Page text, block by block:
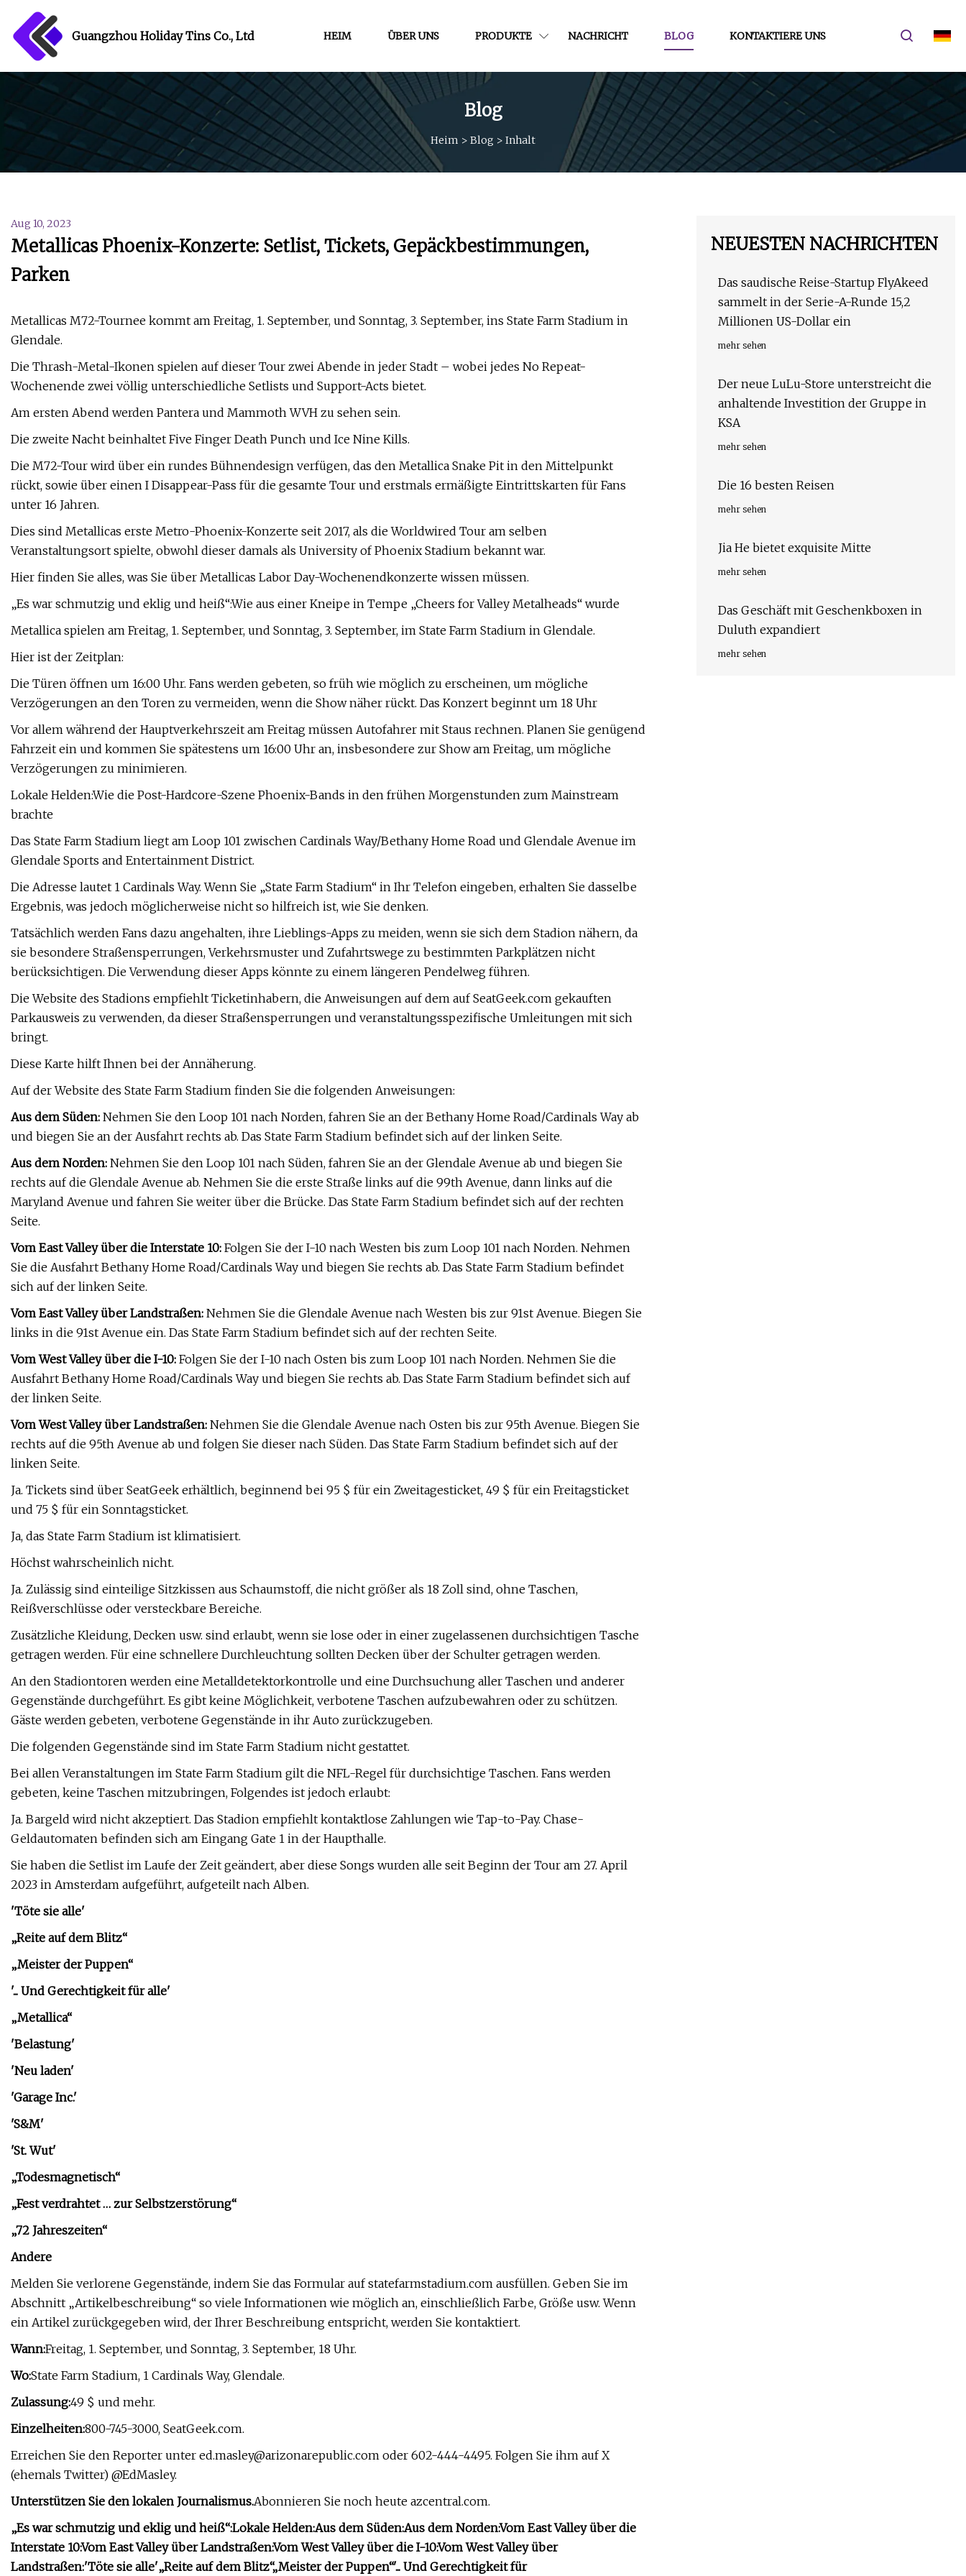
Guangzhou Holiday Tins Co., Ltd HEIM ÜBER UNS PRODUKTE NACHRICHT BLOG KONTAKTIERE UNS
Blog
Heim > Blog > Inhalt
Aug 10, 2023
Metallicas Phoenix-Konzerte: Setlist, Tickets, Gepäckbestimmungen,
Parken
Metallicas M72-Tournee kommt am Freitag, 1. September, und Sonntag, 3. September, ins State Farm Stadium in
Glendale.
Die Thrash-Metal-Ikonen spielen auf dieser Tour zwei Abende in jeder Stadt – wobei jedes No Repeat-
Wochenende zwei völlig unterschiedliche Setlists und Support-Acts bietet.
Am ersten Abend werden Pantera und Mammoth WVH zu sehen sein.
Die zweite Nacht beinhaltet Five Finger Death Punch und Ice Nine Kills.
Die M72-Tour wird über ein rundes Bühnendesign verfügen, das den Metallica Snake Pit in den Mittelpunkt
rückt, sowie über einen I Disappear-Pass für die gesamte Tour und erstmals ermäßigte Eintrittskarten für Fans
unter 16 Jahren.
Dies sind Metallicas erste Metro-Phoenix-Konzerte seit 2017, als die Worldwired Tour am selben
Veranstaltungsort spielte, obwohl dieser damals als University of Phoenix Stadium bekannt war.
Hier finden Sie alles, was Sie über Metallicas Labor Day-Wochenendkonzerte wissen müssen.
„Es war schmutzig und eklig und heiß“:Wie aus einer Kneipe in Tempe „Cheers for Valley Metalheads“ wurde
Metallica spielen am Freitag, 1. September, und Sonntag, 3. September, im State Farm Stadium in Glendale.
Hier ist der Zeitplan:
Die Türen öffnen um 16:00 Uhr. Fans werden gebeten, so früh wie möglich zu erscheinen, um mögliche
Verzögerungen an den Toren zu vermeiden, wenn die Show näher rückt. Das Konzert beginnt um 18 Uhr
Vor allem während der Hauptverkehrszeit am Freitag müssen Autofahrer mit Staus rechnen. Planen Sie genügend
Fahrzeit ein und kommen Sie spätestens um 16:00 Uhr an, insbesondere zur Show am Freitag, um mögliche
Verzögerungen zu minimieren.
Lokale Helden:Wie die Post-Hardcore-Szene Phoenix-Bands in den frühen Morgenstunden zum Mainstream
brachte
Das State Farm Stadium liegt am Loop 101 zwischen Cardinals Way/Bethany Home Road und Glendale Avenue im
Glendale Sports and Entertainment District.
Die Adresse lautet 1 Cardinals Way. Wenn Sie „State Farm Stadium“ in Ihr Telefon eingeben, erhalten Sie dasselbe
Ergebnis, was jedoch möglicherweise nicht so hilfreich ist, wie Sie denken.
Tatsächlich werden Fans dazu angehalten, ihre Lieblings-Apps zu meiden, wenn sie sich dem Stadion nähern, da
sie besondere Straßensperrungen, Verkehrsmuster und Zufahrtswege zu bestimmten Parkplätzen nicht
berücksichtigen. Die Verwendung dieser Apps könnte zu einem längeren Pendelweg führen.
Die Website des Stadions empfiehlt Ticketinhabern, die Anweisungen auf dem auf SeatGeek.com gekauften
Parkausweis zu verwenden, da dieser Straßensperrungen und veranstaltungsspezifische Umleitungen mit sich
bringt.
Diese Karte hilft Ihnen bei der Annäherung.
Auf der Website des State Farm Stadium finden Sie die folgenden Anweisungen:
Aus dem Süden: Nehmen Sie den Loop 101 nach Norden, fahren Sie an der Bethany Home Road/Cardinals Way ab
und biegen Sie an der Ausfahrt rechts ab. Das State Farm Stadium befindet sich auf der linken Seite.
Aus dem Norden: Nehmen Sie den Loop 101 nach Süden, fahren Sie an der Glendale Avenue ab und biegen Sie
rechts auf die Glendale Avenue ab. Nehmen Sie die erste Straße links auf die 99th Avenue, dann links auf die
Maryland Avenue und fahren Sie weiter über die Brücke. Das State Farm Stadium befindet sich auf der rechten
Seite.
Vom East Valley über die Interstate 10: Folgen Sie der I-10 nach Westen bis zum Loop 101 nach Norden. Nehmen
Sie die Ausfahrt Bethany Home Road/Cardinals Way und biegen Sie rechts ab. Das State Farm Stadium befindet
sich auf der linken Seite.
Vom East Valley über Landstraßen: Nehmen Sie die Glendale Avenue nach Westen bis zur 91st Avenue. Biegen Sie
links in die 91st Avenue ein. Das State Farm Stadium befindet sich auf der rechten Seite.
Vom West Valley über die I-10: Folgen Sie der I-10 nach Osten bis zum Loop 101 nach Norden. Nehmen Sie die
Ausfahrt Bethany Home Road/Cardinals Way und biegen Sie rechts ab. Das State Farm Stadium befindet sich auf
der linken Seite.
Vom West Valley über Landstraßen: Nehmen Sie die Glendale Avenue nach Osten bis zur 95th Avenue. Biegen Sie
rechts auf die 95th Avenue ab und folgen Sie dieser nach Süden. Das State Farm Stadium befindet sich auf der
linken Seite.
Ja. Tickets sind über SeatGeek erhältlich, beginnend bei 95 $ für ein Zweitagesticket, 49 $ für ein Freitagsticket
und 75 $ für ein Sonntagsticket.
Ja, das State Farm Stadium ist klimatisiert.
Höchst wahrscheinlich nicht.
Ja. Zulässig sind einteilige Sitzkissen aus Schaumstoff, die nicht größer als 18 Zoll sind, ohne Taschen,
Reißverschlüsse oder versteckbare Bereiche.
Zusätzliche Kleidung, Decken usw. sind erlaubt, wenn sie lose oder in einer zugelassenen durchsichtigen Tasche
getragen werden. Für eine schnellere Durchleuchtung sollten Decken über der Schulter getragen werden.
An den Stadiontoren werden eine Metalldetektorkontrolle und eine Durchsuchung aller Taschen und anderer
Gegenstände durchgeführt. Es gibt keine Möglichkeit, verbotene Taschen aufzubewahren oder zu schützen.
Gäste werden gebeten, verbotene Gegenstände in ihr Auto zurückzugeben.
Die folgenden Gegenstände sind im State Farm Stadium nicht gestattet.
Bei allen Veranstaltungen im State Farm Stadium gilt die NFL-Regel für durchsichtige Taschen. Fans werden
gebeten, keine Taschen mitzubringen, Folgendes ist jedoch erlaubt:
Ja. Bargeld wird nicht akzeptiert. Das Stadion empfiehlt kontaktlose Zahlungen wie Tap-to-Pay. Chase-
Geldautomaten befinden sich am Eingang Gate 1 in der Haupthalle.
Sie haben die Setlist im Laufe der Zeit geändert, aber diese Songs wurden alle seit Beginn der Tour am 27. April
2023 in Amsterdam aufgeführt, aufgeteilt nach Alben.
'Töte sie alle'
„Reite auf dem Blitz“
„Meister der Puppen“
'... Und Gerechtigkeit für alle'
„Metallica“
'Belastung'
'Neu laden'
'Garage Inc.'
'S&M'
'St. Wut'
„Todesmagnetisch“
„Fest verdrahtet … zur Selbstzerstörung“
„72 Jahreszeiten“
Andere
Melden Sie verlorene Gegenstände, indem Sie das Formular auf statefarmstadium.com ausfüllen. Geben Sie im
Abschnitt „Artikelbeschreibung“ so viele Informationen wie möglich an, einschließlich Farbe, Größe usw. Wenn
ein Artikel zurückgegeben wird, der Ihrer Beschreibung entspricht, werden Sie kontaktiert.
Wann:Freitag, 1. September, und Sonntag, 3. September, 18 Uhr.
Wo:State Farm Stadium, 1 Cardinals Way, Glendale.
Zulassung:49 $ und mehr.
Einzelheiten:800-745-3000, SeatGeek.com.
Erreichen Sie den Reporter unter ed.masley@arizonarepublic.com oder 602-444-4495. Folgen Sie ihm auf X
(ehemals Twitter) @EdMasley.
Unterstützen Sie den lokalen Journalismus.Abonnieren Sie noch heute azcentral.com.
„Es war schmutzig und eklig und heiß“:Lokale Helden:Aus dem Süden:Aus dem Norden:Vom East Valley über die
Interstate 10:Vom East Valley über Landstraßen:Vom West Valley über die I-10:Vom West Valley über
Landstraßen:'Töte sie alle'„Reite auf dem Blitz“„Meister der Puppen“'... Und Gerechtigkeit für
NEUESTEN NACHRICHTEN
Das saudische Reise-Startup FlyAkeed
sammelt in der Serie-A-Runde 15,2
Millionen US-Dollar ein
mehr sehen
Der neue LuLu-Store unterstreicht die
anhaltende Investition der Gruppe in
KSA
mehr sehen
Die 16 besten Reisen
mehr sehen
Jia He bietet exquisite Mitte
mehr sehen
Das Geschäft mit Geschenkboxen in
Duluth expandiert
mehr sehen